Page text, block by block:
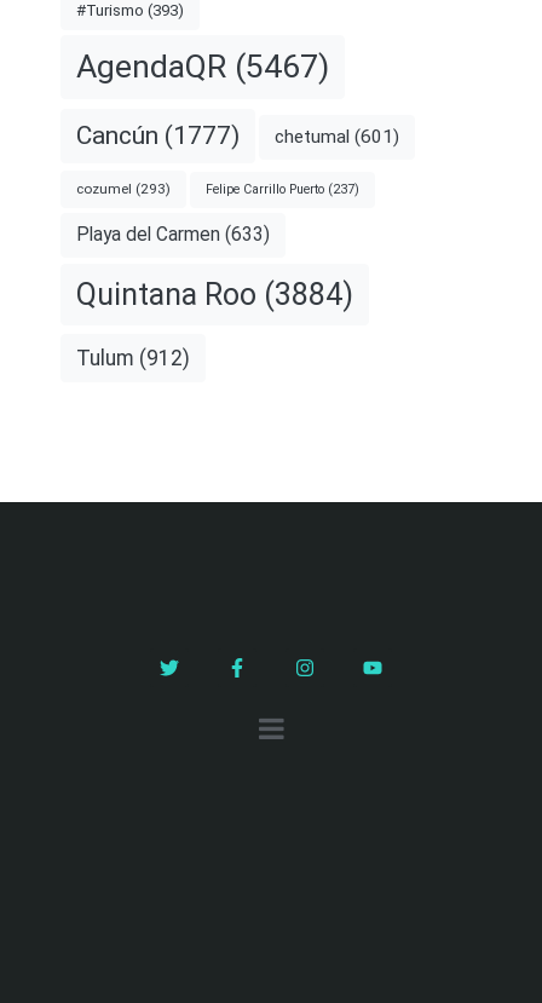
#Turismo (393)
AgendaQR (5467)
Cancún (1777) chetumal (601)
cozumel (293) Felipe Carrillo Puerto (237)
Playa del Carmen (633)
Quintana Roo (3884)
Tulum (912)